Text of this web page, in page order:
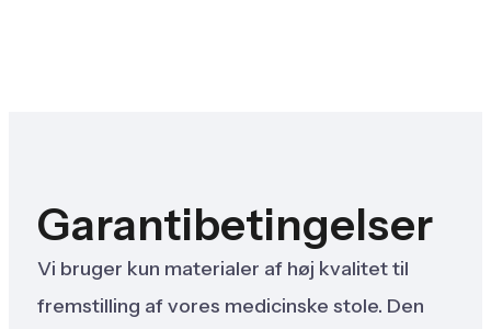
Garantibetingelser
Vi bruger kun materialer af høj kvalitet til
fremstilling af vores medicinske stole. Den